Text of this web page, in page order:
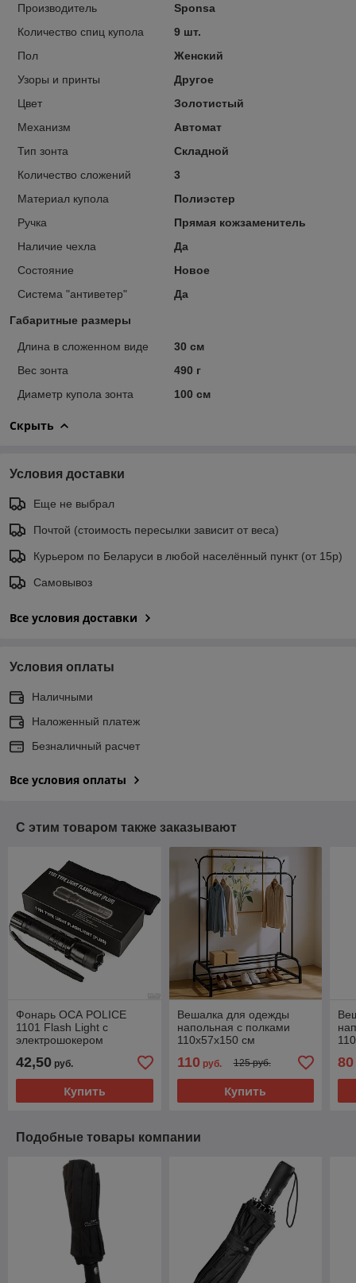
Производитель
Sponsa
Количество спиц купола
9 шт.
Пол
Женский
Узоры и принты
Другое
Цвет
Золотистый
Механизм
Автомат
Тип зонта
Складной
Количество сложений
3
Материал купола
Полиэстер
Ручка
Прямая кожзаменитель
Наличие чехла
Да
Состояние
Новое
Система "антиветер"
Да
Габаритные размеры
Длина в сложенном виде
30 см
Вес зонта
490 г
Диаметр купола зонта
100 см
Скрыть
Условия доставки
Еще не выбрал
Почтой (стоимость пересылки зависит от веса)
Курьером по Беларуси в любой населённый пункт (от 15р)
Самовывоз
Все условия доставки
Условия оплаты
Наличными
Наложенный платеж
Безналичный расчет
Все условия оплаты
С этим товаром также заказывают
Фонарь ОСА POLICE
1101 Flash Light с
электрошокером
42,50 руб.
Купить
Вешалка для одежды
напольная с полками
110х57х150 см
110 руб. 125 руб.
Купить
80
Подобные товары компании